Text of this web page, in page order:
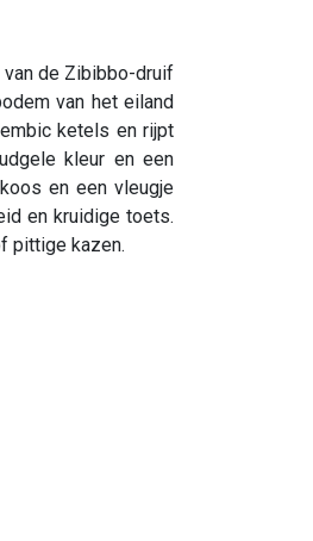
de Zibibbo-druif
van het eiland
ketels en rijpt
kleur en een
en een vleugje
en kruidige toets.
pittige kazen.